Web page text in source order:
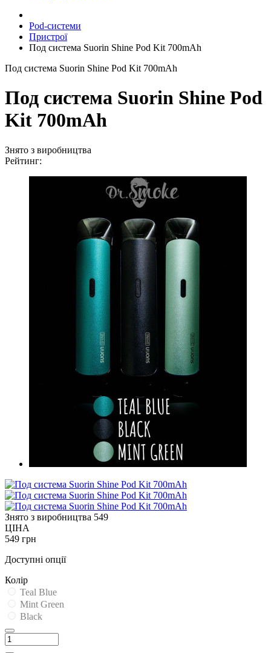
Pod-системи
Пристрої
Под система Suorin Shine Pod Kit 700mAh
Под система Suorin Shine Pod Kit 700mAh
Под система Suorin Shine Pod
Kit 700mAh
Знято з виробництва
Рейтинг:
Знято з виробництва 549
ЦІНА
549 грн
Доступні опції
Колір
Teal Blue
Mint Green
Black